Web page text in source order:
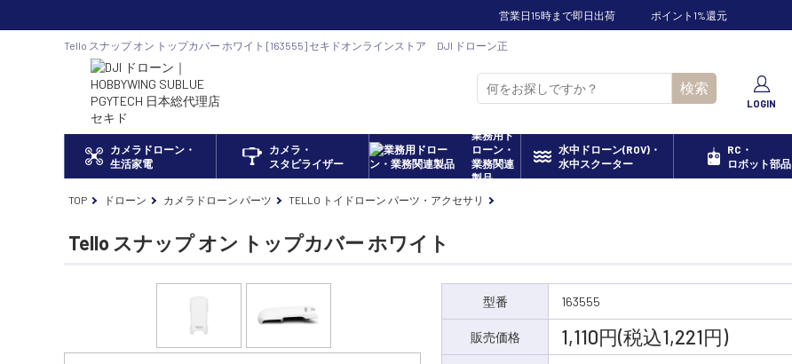
営業日15時まで即日出荷 ポイント1%還元
Tello スナップ オン トップカバー ホワイト [163555] セキドオンラインストア DJI ドローン正
規代理店
検索
LOGIN
カメラドローン・
生活家電
カメラ・
スタビライザー
業務用ド
ローン・
業務関連
製品
水中ドローン(ROV)・
水中スクーター
RC・
ロボット部品
TOP ドローン カメラドローン パーツ TELLO トイドローン パーツ・アクセサリ
Tello スナップ オン トップカバー ホワイト
型番 163555
販売価格 1,110円(税込1,221円)